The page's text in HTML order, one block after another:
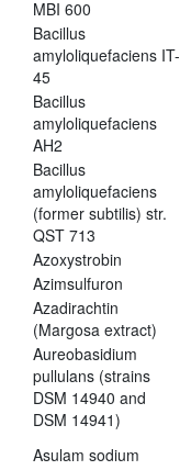
MBI 600
Bacillus
amyloliquefaciens IT-
45
Bacillus
amyloliquefaciens
AH2
Bacillus
amyloliquefaciens
(former subtilis) str.
QST 713
Azoxystrobin
Azimsulfuron
Azadirachtin
(Margosa extract)
Aureobasidium
pullulans (strains
DSM 14940 and
DSM 14941)
Asulam sodium